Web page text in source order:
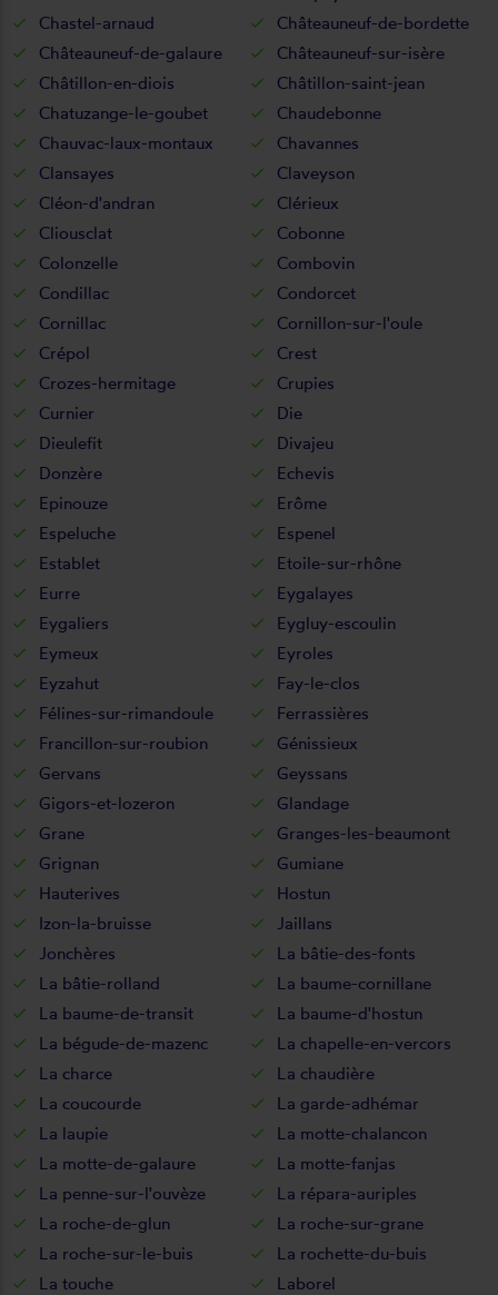
Chastel-arnaud
Châteauneuf-de-bordette
Châteauneuf-de-galaure
Châteauneuf-sur-isère
Châtillon-en-diois
Châtillon-saint-jean
Chatuzange-le-goubet
Chaudebonne
Chauvac-laux-montaux
Chavannes
Clansayes
Claveyson
Cléon-d'andran
Clérieux
Cliousclat
Cobonne
Colonzelle
Combovin
Condillac
Condorcet
Cornillac
Cornillon-sur-l'oule
Crépol
Crest
Crozes-hermitage
Crupies
Curnier
Die
Dieulefit
Divajeu
Donzère
Echevis
Epinouze
Erôme
Espeluche
Espenel
Establet
Etoile-sur-rhône
Eurre
Eygalayes
Eygaliers
Eygluy-escoulin
Eymeux
Eyroles
Eyzahut
Fay-le-clos
Félines-sur-rimandoule
Ferrassières
Francillon-sur-roubion
Génissieux
Gervans
Geyssans
Gigors-et-lozeron
Glandage
Grane
Granges-les-beaumont
Grignan
Gumiane
Hauterives
Hostun
Izon-la-bruisse
Jaillans
Jonchères
La bâtie-des-fonts
La bâtie-rolland
La baume-cornillane
La baume-de-transit
La baume-d'hostun
La bégude-de-mazenc
La chapelle-en-vercors
La charce
La chaudière
La coucourde
La garde-adhémar
La laupie
La motte-chalancon
La motte-de-galaure
La motte-fanjas
La penne-sur-l'ouvèze
La répara-auriples
La roche-de-glun
La roche-sur-grane
La roche-sur-le-buis
La rochette-du-buis
La touche
Laborel